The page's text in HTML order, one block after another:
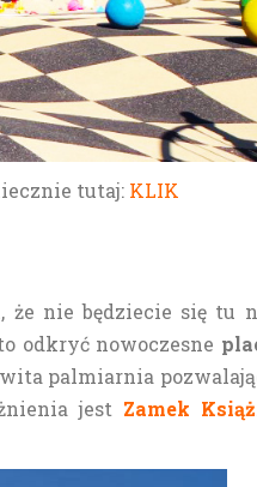
tutaj: KLIK
że nie będziecie się tu
odkryć nowoczesne
palmiarnia
jest Zamek Książ